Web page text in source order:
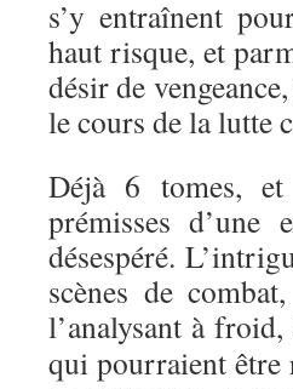
s’y entraînent
haut risque, et
désir de
le cours de la lutte
Déjà 6 tomes,
prémisses
désespéré.
scènes de
l’analysant à froid,
qui pourraient être